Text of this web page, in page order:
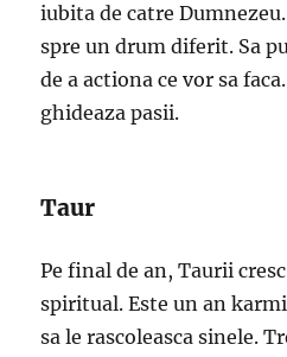
iubita de catre
spre un drum diferit. Sa
de a actiona ce vor sa
ghideaza pasii.
Taur
Pe final de an, Taurii
spiritual. Este un an
sa le rascoleasca sinele.